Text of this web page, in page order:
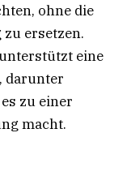
ohne die
ersetzen.
eine
darunter
zu einer
macht.